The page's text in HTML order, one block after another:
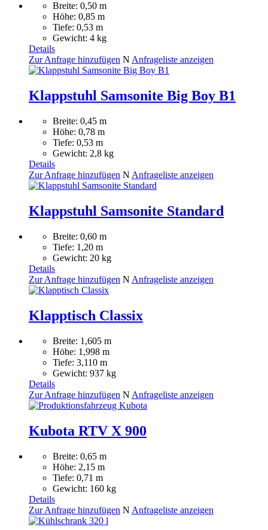
Breite: 0,50 m
Höhe: 0,85 m
Tiefe: 0,53 m
Gewicht: 4 kg
Details
Zur Anfrage hinzufügen N Anfrageliste anzeigen
Klappstuhl Samsonite Big Boy B1
Breite: 0,45 m
Höhe: 0,78 m
Tiefe: 0,53 m
Gewicht: 2,8 kg
Details
Zur Anfrage hinzufügen N Anfrageliste anzeigen
Klappstuhl Samsonite Standard
Breite: 0,60 m
Tiefe: 1,20 m
Gewicht: 20 kg
Details
Zur Anfrage hinzufügen N Anfrageliste anzeigen
Klapptisch Classix
Breite: 1,605 m
Höhe: 1,998 m
Tiefe: 3,110 m
Gewicht: 937 kg
Details
Zur Anfrage hinzufügen N Anfrageliste anzeigen
Kubota RTV X 900
Breite: 0,65 m
Höhe: 2,15 m
Tiefe: 0,71 m
Gewicht: 160 kg
Details
Zur Anfrage hinzufügen N Anfrageliste anzeigen